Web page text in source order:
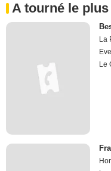
A tourné le plus
La
Le